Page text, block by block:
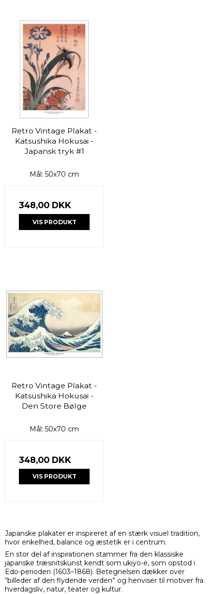
Retro Vintage Plakat -
Katsushika Hokusai -
Japansk tryk #1
Mål: 50x70 cm
348,00 DKK
VIS PRODUKT
Retro Vintage Plakat -
Katsushika Hokusai -
Den Store Bølge
Mål: 50x70 cm
348,00 DKK
VIS PRODUKT
Japanske plakater er inspireret af en stærk visuel tradition,
hvor enkelhed, balance og æstetik er i centrum.
En stor del af inspirationen stammer fra den klassiske
japanske træsnitskunst kendt som ukiyo-e, som opstod i
Edo-perioden (1603–1868). Betegnelsen dækker over
“billeder af den flydende verden” og henviser til motiver fra
hverdagsliv, natur, teater og kultur.